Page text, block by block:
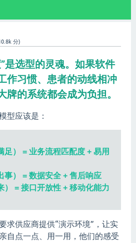
分)
是选型的灵魂。如果软件
作习惯、患者的动线相冲
牌的系统都会成为负担。
型应该是：
足） = 业务流程匹配度 + 易用
事） = 数据安全 + 售后响应
） = 接口开放性 + 移动化能力
求供应商提供“演示环境”，让实
自点一点、用一用，他们的感受